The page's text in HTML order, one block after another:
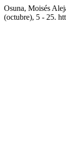
Osuna, Moisés
(octubre), 5 - 25.